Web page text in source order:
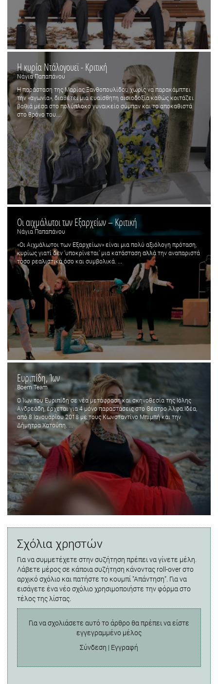
H κυρία Ντάλογουεϊ - Κριτική
Νάγια Παπαπάνου
Η παράσταση της Μαρίας Ξανθοπουλίδου χωρίς να παρακάμπτει
την «αγωνία», διαθέτει μια ευαίσθητη αισιοδοξία καθώς κοιτάζει
βαθιά μέσα στο πολύπλοκο γυναικείο σύμπαν και το αποκαθιστά
στο θρόνο του....
Οι αιχμάλωτοι των Εξαρχείων – Κριτική
Νάγια Παπαπάνου
«Οι Αιχμάλωτοι των Εξαρχείων» είναι μια πολύ αξιόλογη πρόταση,
κυρίως γιατί δεν ‘υποκρίνεται’ μια κατάσταση αλλά την αναπαριστά
τόσο ρεαλιστικά όσο και συμβολικά. ...
Ευριπίδη, Ίων
Boem Team
Ο Ίων του Ευριπίδη σε νέα μετάφραση και σκηνοθεσία της Ιόλης
Ανδρεάδη, έρχεται για 4 μόνο παραστάσεις στο Θέατρο Άλφα.Ιδέα,
από 8 Ιανουαρίου 2018 με τους Κωνσταντίνο Μπιμπή και την
Δήμητρα Χατούπη. ...
Σχόλια χρηστών
Για να συμμετέχετε στην συζήτηση πρέπει να γίνετε μέλη.
Λάβετε μέρος σε κάποια συζήτηση κάνοντας roll-over στο
αρχικό σχόλιο και πατήστε το κουμπί "Απάντηση". Για να
εισάγετε ένα νέο σχόλιο χρησιμοποιήστε την φόρμα στο
τέλος της λίστας.
Για να σχολιάσετε αυτό το άρθρο θα πρέπει να είστε
εγγεγραμμένο μέλος
Σύνδεση | Εγγραφή